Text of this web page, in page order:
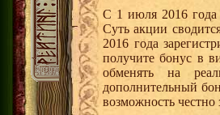
С 1 июля 2016 года
Суть акции
2016 года
получите бонус в
обменять на
дополнительный
возможность честно